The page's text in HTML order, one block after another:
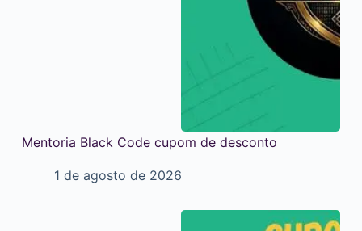
Mentoria Black Code cupom de desconto
1 de agosto de 2026